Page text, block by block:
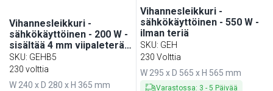
Vihannesleikkuri -
sähkökäyttöinen - 200 W -
sisältää 4 mm viipaleterän
& 5 kuutiointiterää
SKU: GEHB5
230 volttia
W 240 x D 280 x H 365 mm
Vihannesleikkuri -
sähkökäyttöinen - 550 W -
ilman teriä
SKU: GEH
230 Volttia
W 295 x D 565 x H 565 mm
Varastossa: 3 -5 Päivää